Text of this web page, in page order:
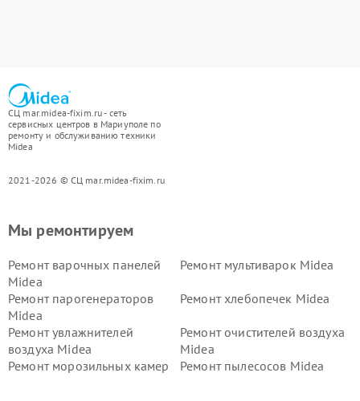
СЦ mar.midea-fixim.ru - сеть
сервисных центров в Мариуполе по
ремонту и обслуживанию техники
Midea
2021-2026 © СЦ mar.midea-fixim.ru
Мы ремонтируем
Ремонт варочных панелей
Midea
Ремонт мультиварок Midea
Ремонт парогенераторов
Midea
Ремонт хлебопечек Midea
Ремонт увлажнителей
воздуха Midea
Ремонт очистителей воздуха
Midea
Ремонт морозильных камер
Ремонт пылесосов Midea